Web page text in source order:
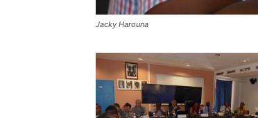
Jacky Harouna